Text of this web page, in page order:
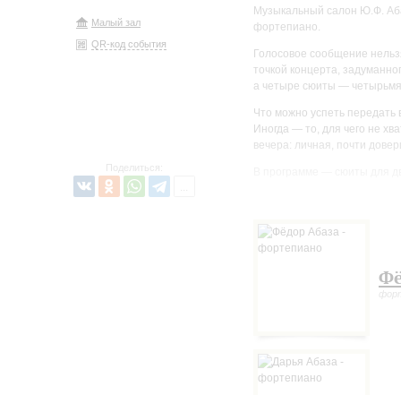
Малый зал
QR-код события
Поделиться:
Музыкальный салон Ю.Ф.
фортепиано.
Голосовое сообщение
точкой концерта,
а четыре сюиты —
Что можно успеть
Иногда — то, для чего не
вечера: личная, почти